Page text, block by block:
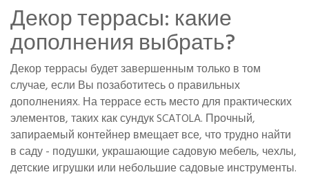
Декор террасы: какие
дополнения выбрать?
Декор террасы будет завершенным только в том
случае, если Вы позаботитесь о правильных
дополнениях. На террасе есть место для практических
элементов, таких как сундук SCATOLA. Прочный,
запираемый контейнер вмещает все, что трудно найти
в саду - подушки, украшающие садовую мебель, чехлы,
детские игрушки или небольшие садовые инструменты.